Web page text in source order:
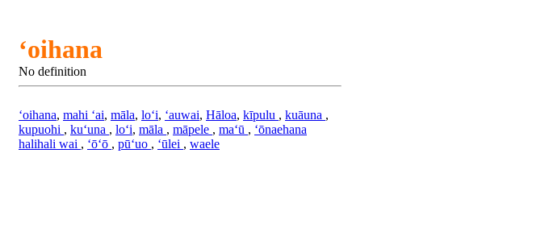
ʻoihana
No definition
ʻoihana, mahi ʻai, māla, loʻi, ʻauwai, Hāloa, kīpulu , kuāuna ,
kupuohi , kuʻuna , loʻi, māla , māpele , maʻū , ʻōnaehana
halihali wai , ʻōʻō , pūʻuo , ʻūlei , waele